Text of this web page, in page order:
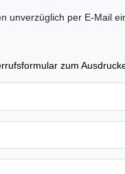
unverzüglich per E-Mail
zum